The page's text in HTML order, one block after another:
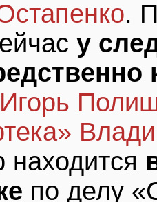
.
у
Игорь
находится
по делу